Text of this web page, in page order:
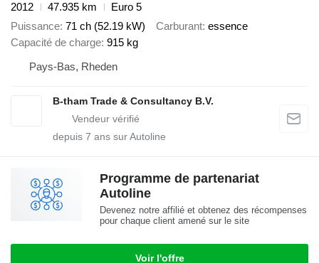
2012
47.935 km
Euro 5
Puissance 71 ch (52.19 kW) Carburant essence
Capacité de charge 915 kg
Pays-Bas, Rheden
B-tham Trade & Consultancy B.V.
depuis 7 ans sur Autoline
Programme de partenariat
Autoline
Devenez notre affilié et obtenez des récompenses
pour chaque client amené sur le site
Voir l'offre